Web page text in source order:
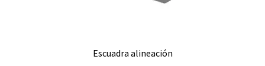
Escuadra alineación